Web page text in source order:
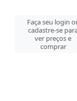
Faça seu login
cadastre-se
ver preços e
comprar